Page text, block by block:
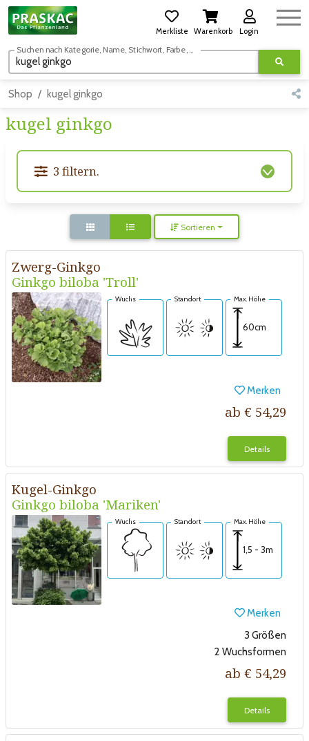
Merkliste Warenkorb Login
Suchen nach Kategorie, Name, Stichwort, Farbe, usw.
Shop kugel ginkgo
kugel ginkgo
3 filtern.
Sortieren
Zwerg-Ginkgo
Ginkgo biloba 'Troll'
Wuchs Standort Max. Höhe
60cm
Merken
ab € 54,29
Details
Kugel-Ginkgo
Ginkgo biloba 'Mariken'
Wuchs Standort Max. Höhe
1,5 - 3m
Merken
3 Größen
2 Wuchsformen
ab € 54,29
Details